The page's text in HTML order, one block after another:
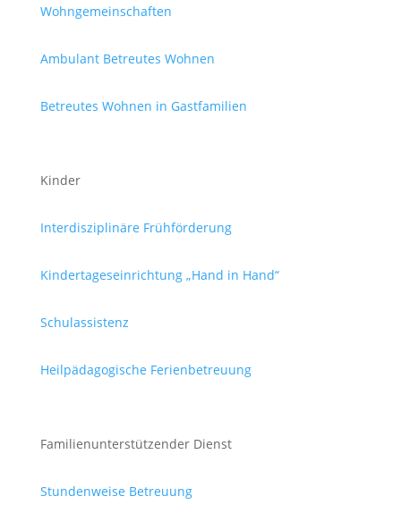
Wohngemeinschaften
Ambulant Betreutes Wohnen
Betreutes Wohnen in Gastfamilien
Kinder
Interdisziplinäre Frühförderung
Kindertageseinrichtung „Hand in Hand“
Schulassistenz
Heilpädagogische Ferienbetreuung
Familienunterstützender Dienst
Stundenweise Betreuung